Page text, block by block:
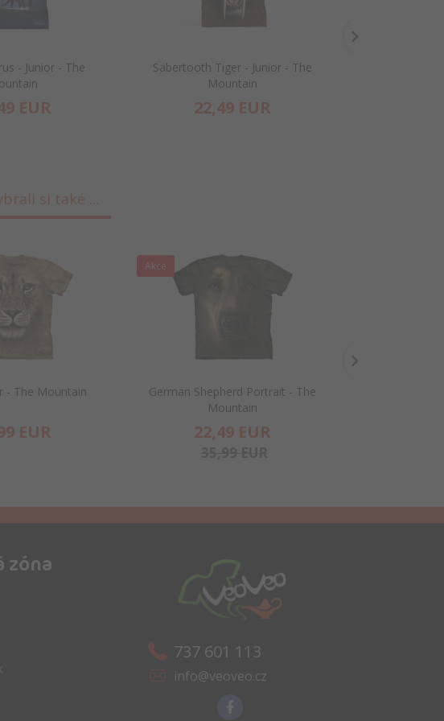
- Junior - The
EUR
Sabertooth Tiger - Junior - The
Mountain
22,49 EUR
si také ...
- The Mountain
EUR
Akce
German Shepherd Portrait - The
Mountain
22,49 EUR
zóna
737 601 113
info@veoveo.cz